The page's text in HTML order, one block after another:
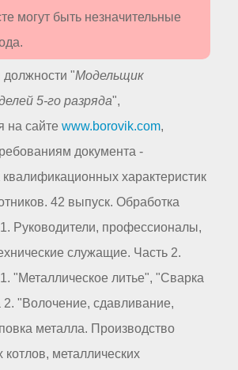
могут быть незначительные
должности "Модельщик
5-го разряда",
на сайте www.borovik.com,
документа -
характеристик
42 выпуск. Обработка
Руководители, профессионалы,
служащие. Часть 2.
"Металлическое литье", "Сварка
2. "Волочение, сдавливание,
металла. Производство
котлов, металлических